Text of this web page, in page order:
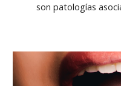
son patologías